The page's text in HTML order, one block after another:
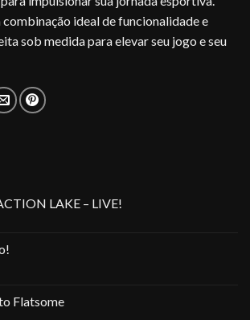
ideal de funcionalidade e
sob medida para elevar seu jogo e seu
LAKE – LIVE!
Flatsome